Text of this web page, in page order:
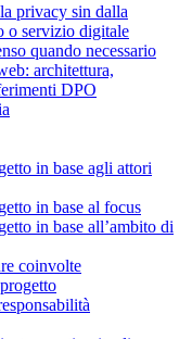
privacy sin dalla
o servizio digitale
quando necessario
architettura,
DPO
in base agli attori
in base al focus
in base all’ambito di
coinvolte